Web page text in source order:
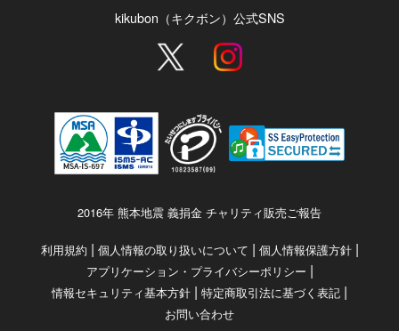
kikubon（キクボン）公式SNS
2016年 熊本地震 義捐金 チャリティ販売ご報告
利用規約 | 個人情報の取り扱いについて | 個人情報保護方針|
アプリケーション・プライバシーポリシー |
情報セキュリティ基本方針 | 特定商取引法に基づく表記 |
お問い合わせ